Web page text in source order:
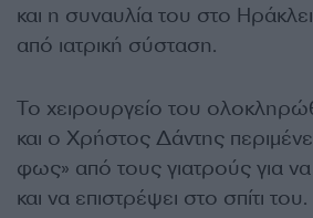
και η συναυλία του στο
από ιατρική σύσταση.
Το χειρουργείο του
και ο Χρήστος Δάντης
φως» από τους γιατρούς για να
και να επιστρέψει στο σπίτι του.